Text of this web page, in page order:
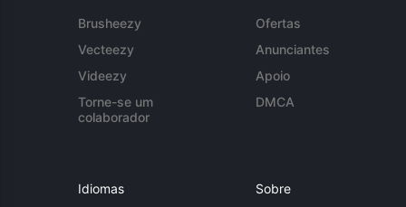
Brusheezy
Vecteezy
Videezy
Torne-se um
colaborador
Ofertas
Anunciantes
Apoio
DMCA
Idiomas Sobre